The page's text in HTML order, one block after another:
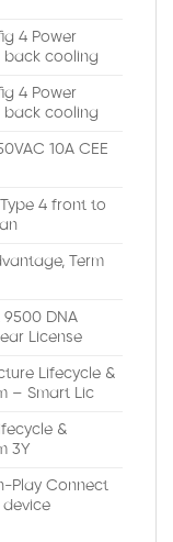
4 Power
back cooling
4 Power
back cooling
10A CEE
4 front to
Term
DNA
License
Lifecycle &
– Smart Lic
&
3Y
Play Connect